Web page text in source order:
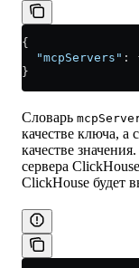
{
  "mcpServers"
:
}
Словарь
качестве ключа,
качестве
сервера
ClickHouse будет